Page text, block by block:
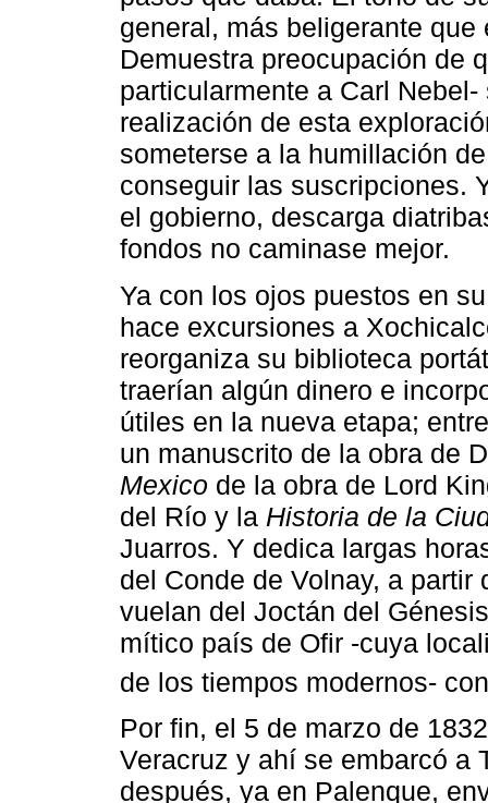
general, más beligerante
Demuestra preocupación de
particularmente a Carl
realización de esta
someterse a la humillación
conseguir las suscripciones.
el gobierno, descarga
fondos no caminase mejor.
Ya con los ojos puestos en
hace excursiones a
reorganiza su biblioteca
traerían algún dinero e
útiles en la nueva etapa;
un manuscrito de la obra de
Mexico de la obra de Lord
del Río y la Historia de la
Juarros­. Y dedica largas
del Conde de Volnay, a
vuelan del Joctán del
mítico país de Ofir -cuya
de los tiempos modernos-
Por fin, el 5 de marzo de
Veracruz y ahí se embarcó a
después, ya en Palenque,